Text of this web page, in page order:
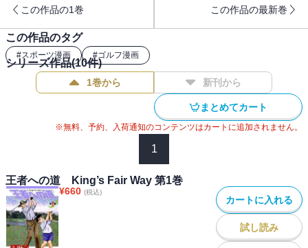
この作品の1巻 この作品の最新巻
この作品のタグ
#スポーツ漫画 #ゴルフ漫画
シリーズ作品(10件)
1巻から 新刊から
まとめてカート
※無料、予約、入荷通知のコンテンツはカートに追加されません。
1
王者への道 King’s Fair Way 第1巻
¥660 (税込)
カートに入れる
試し読み